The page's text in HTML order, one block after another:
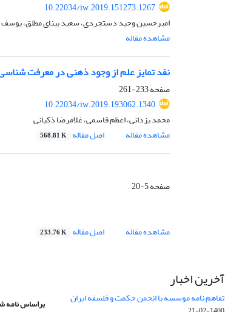
10.22034/iw.2019.151273.1267
امیرحسین وحید دستجردی، سعید بینای مطلق،
مشاهده مقاله
نقد تمایز علم از وجود ذهنی در معرفت
صفحه233-261
10.22034/iw.2019.193062.1340
محمد یزدانی، اعظم قاسمی، غلامرضا ذکیانی
مشاهده مقاله
اصل مقاله 568.81 K
صفحه5-20
مشاهده مقاله
اصل مقاله 233.76 K
آخرین اخبار
تفاهم نامه موسسه با انجمن حکمت و فلسفه ایران